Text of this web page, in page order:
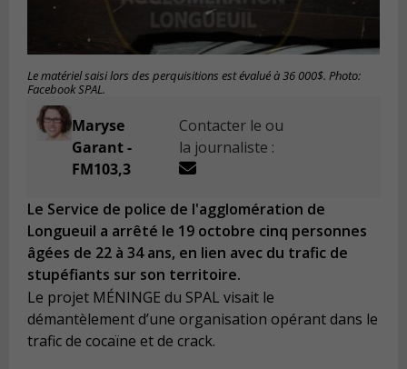
Le matériel saisi lors des perquisitions est évalué à 36 000$. Photo:
Facebook SPAL.
Maryse
Garant -
FM103,3
Contacter le ou
la journaliste :
Le Service de police de l'agglomération de
Longueuil a arrêté le 19 octobre cinq personnes
âgées de 22 à 34 ans, en lien avec du trafic de
stupéfiants sur son territoire.
Le projet MÉNINGE du SPAL visait le
démantèlement d’une organisation opérant dans le
trafic de cocaïne et de crack.